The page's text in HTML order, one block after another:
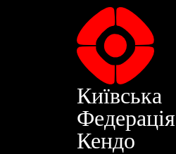
Київська
Федерація
Кендо